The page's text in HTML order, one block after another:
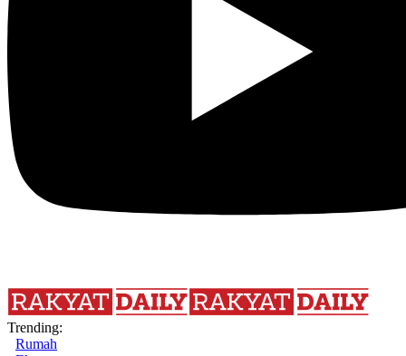
Trending:
Rumah